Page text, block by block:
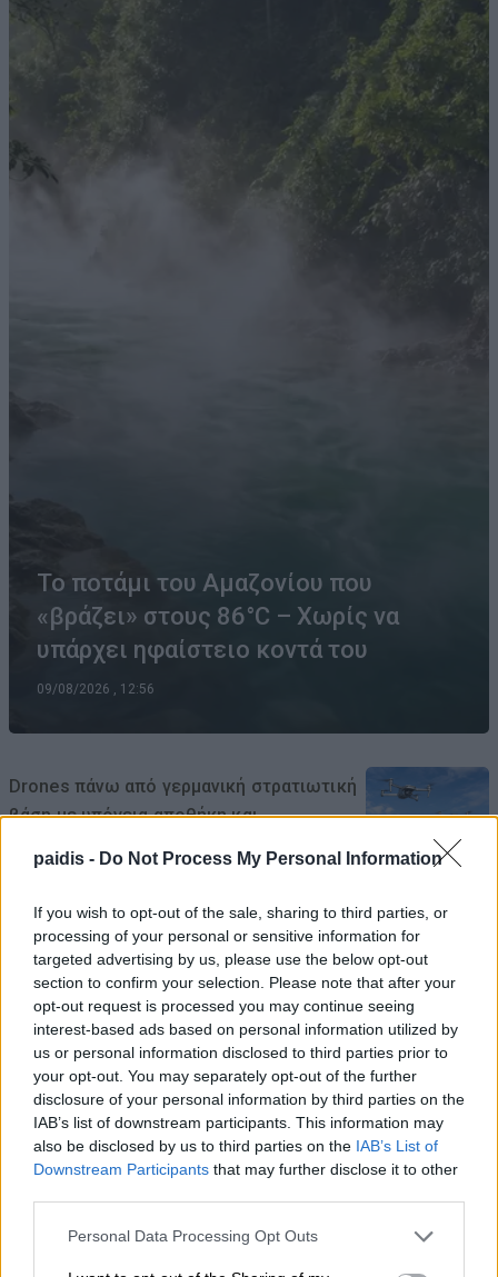
paidis - Do Not Process My Personal Information
If you wish to opt-out of the sale, sharing to third parties, or
processing of your personal or sensitive information for
targeted advertising by us, please use the below opt-out
section to confirm your selection. Please note that after your
opt-out request is processed you may continue seeing
interest-based ads based on personal information utilized by
us or personal information disclosed to third parties prior to
your opt-out. You may separately opt-out of the further
disclosure of your personal information by third parties on the
IAB’s list of downstream participants. This information may
also be disclosed by us to third parties on the IAB’s List of
Downstream Participants that may further disclose it to other
Personal Data Processing Opt Outs
Το ποτάμι του Αμαζονίου που
«βράζει» στους 86°C – Χωρίς να
υπάρχει ηφαίστειο κοντά του
09/08/2026 , 12:56
Drones πάνω από γερμανική στρατιωτική
βάση με υπόγεια αποθήκη και
Για τα προβλήματα γεωργών και
κτηνοτρόφων ενημερώθηκε ο Γιάννης
Καριπίδης
09/08/2026 , 11:07
Δύο συλλήψεις σε Λάρισα και Φάρσαλα
για διατάραξη κοινής ησυχίας
09/08/2026 , 10:41